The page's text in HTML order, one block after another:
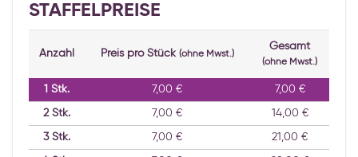
STAFFELPREISE
Anzahl Preis pro Stück (ohne Mwst.)
Gesamt
(ohne Mwst.)
1 Stk. 7,00 € 7,00 €
2Stk. 7,00 € 14,00 €
3Stk. 7,00 € 21,00 €